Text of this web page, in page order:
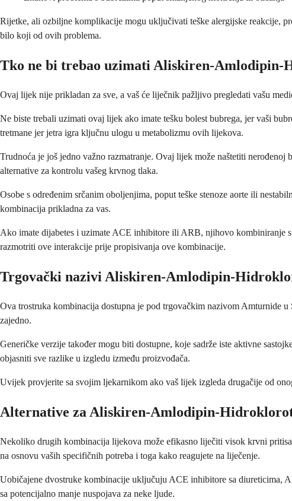
Rijetke, ali ozbiljne komplikacije mogu uključivati teške alergijske reakcije,
bilo koji od ovih problema.
Tko ne bi trebao uzimati Aliskiren-Amlodipin-
Ovaj lijek nije prikladan za sve, a vaš će liječnik pažljivo pregledati vašu
Ne biste trebali uzimati ovaj lijek ako imate tešku bolest bubrega, jer vaši
tretmane jer jetra igra ključnu ulogu u metabolizmu ovih lijekova.
Trudnoća je još jedno važno razmatranje. Ovaj lijek može naštetiti
alternative za kontrolu vašeg krvnog tlaka.
Osobe s određenim srčanim oboljenjima, poput teške stenoze aorte ili
kombinacija prikladna za vas.
Ako imate dijabetes i uzimate ACE inhibitore ili ARB, njihovo kombiniranje
razmotriti ove interakcije prije propisivanja ove kombinacije.
Trgovački nazivi Aliskiren-Amlodipin-
Ova trostruka kombinacija dostupna je pod trgovačkim nazivom Amturnide
zajedno.
Generičke verzije također mogu biti dostupne, koje sadrže iste aktivne
objasniti sve razlike u izgledu između proizvođača.
Uvijek provjerite sa svojim ljekarnikom ako vaš lijek izgleda drugačije od
Alternative za Aliskiren-Amlodipin-
Nekoliko drugih kombinacija lijekova može efikasno liječiti visok krvni
na osnovu vaših specifičnih potreba i toga kako reagujete na liječenje.
Uobičajene dvostruke kombinacije uključuju ACE inhibitore sa diureticima,
sa potencijalno manje nuspojava za neke ljude.